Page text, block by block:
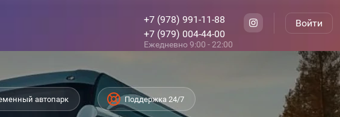
+7 (978) 991-11-88
+7 (979) 004-44-00
Ежедневно 9:00 - 22:00
Войти
автопарк Поддержка 24/7